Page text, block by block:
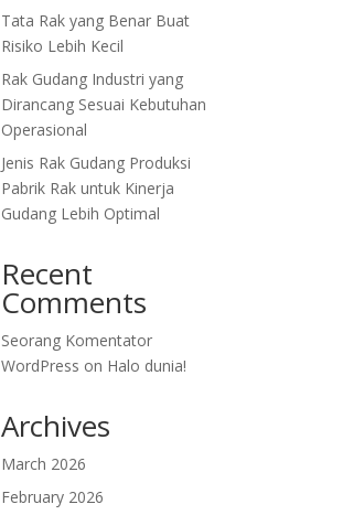
Tata Rak yang Benar Buat
Risiko Lebih Kecil
Rak Gudang Industri yang
Dirancang Sesuai Kebutuhan
Operasional
Jenis Rak Gudang Produksi
Pabrik Rak untuk Kinerja
Gudang Lebih Optimal
Recent
Comments
Seorang Komentator
WordPress on Halo dunia!
Archives
March 2026
February 2026